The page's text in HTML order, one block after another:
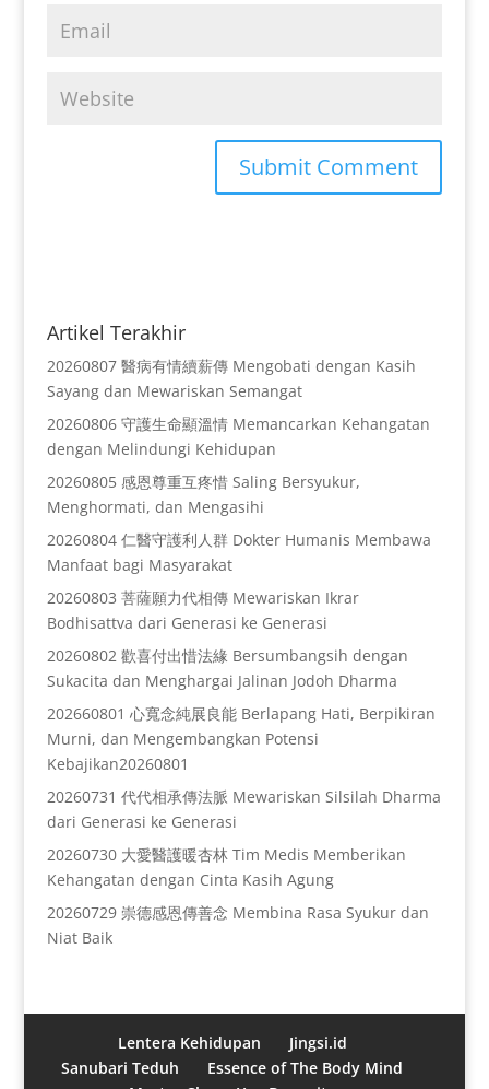
Artikel Terakhir
20260807 醫病有情續薪傳 Mengobati dengan Kasih
Sayang dan Mewariskan Semangat
20260806 守護生命顯溫情 Memancarkan Kehangatan
dengan Melindungi Kehidupan
20260805 感恩尊重互疼惜 Saling Bersyukur,
Menghormati, dan Mengasihi
20260804 仁醫守護利人群 Dokter Humanis Membawa
Manfaat bagi Masyarakat
20260803 菩薩願力代相傳 Mewariskan Ikrar
Bodhisattva dari Generasi ke Generasi
20260802 歡喜付出惜法緣 Bersumbangsih dengan
Sukacita dan Menghargai Jalinan Jodoh Dharma
202660801 心寬念純展良能 Berlapang Hati, Berpikiran
Murni, dan Mengembangkan Potensi
Kebajikan20260801
20260731 代代相承傳法脈 Mewariskan Silsilah Dharma
dari Generasi ke Generasi
20260730 大愛醫護暖杏林 Tim Medis Memberikan
Kehangatan dengan Cinta Kasih Agung
20260729 崇德感恩傳善念 Membina Rasa Syukur dan
Niat Baik
Lentera Kehidupan
Jingsi.id
Sanubari Teduh
Essence of The Body Mind